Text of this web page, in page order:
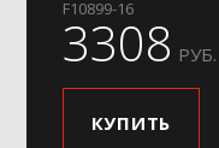
F10899-16
3308 РУБ.
КУПИТЬ